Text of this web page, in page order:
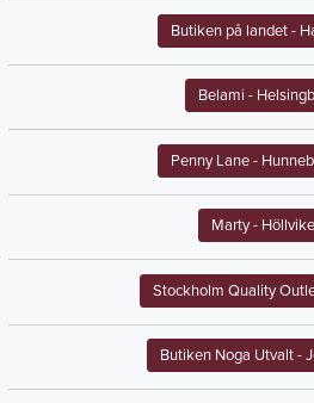
Butiken på landet-
Belami -
Penny Lane-
Marty-
Stockholm Quality
Butiken Noga Utvalt-